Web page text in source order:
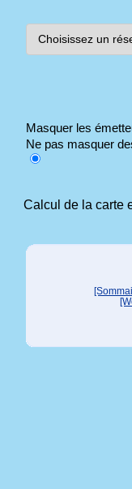
Masquer les
Ne pas masquer
Calcul de la carte